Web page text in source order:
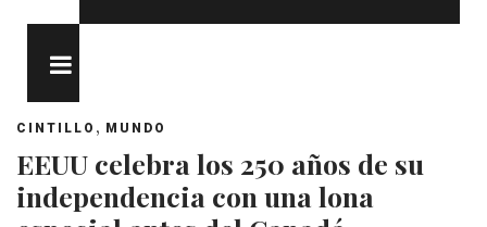
CINTILLO , MUNDO
EEUU celebra los 250 años de su
independencia con una lona